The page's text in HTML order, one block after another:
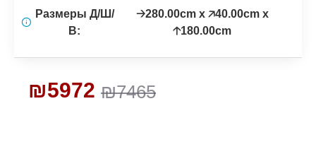
₪7465
₪5972
Размеры Д/Ш/
В:
🡢280.00cm x 🡥40.00cm x
🡡180.00cm